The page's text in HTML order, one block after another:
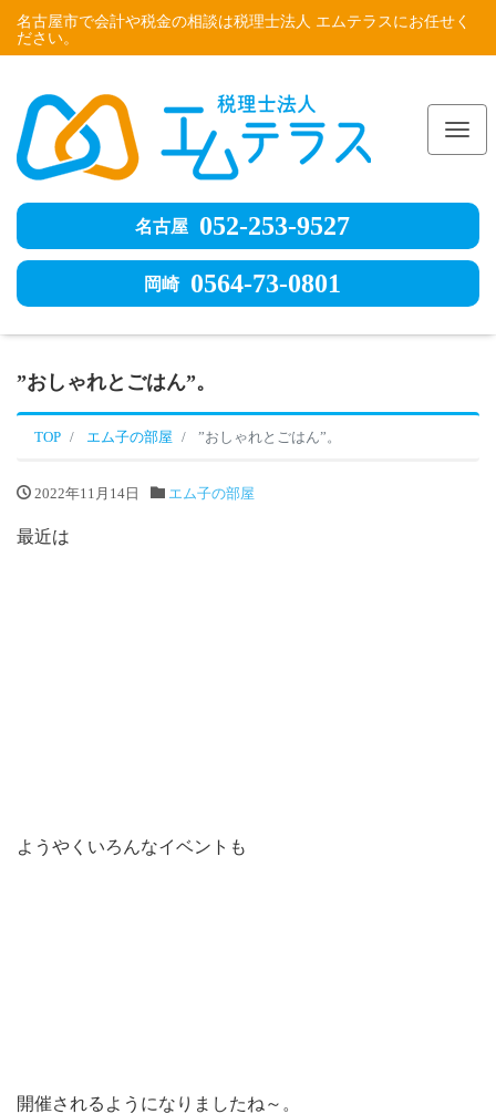
名古屋市で会計や税金の相談は税理士法人 エムテラスにお任せく
ださい。
名古屋 052-253-9527
岡崎 0564-73-0801
”おしゃれとごはん”。
TOP エム子の部屋 ”おしゃれとごはん”。
2022年11月14日 エム子の部屋
最近は
ようやくいろんなイベントも
開催されるようになりましたね～。